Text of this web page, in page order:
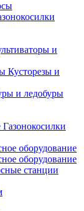
и
Кусторезы и
и ледобуры
Газонокосилки
оборудование
оборудование
станции